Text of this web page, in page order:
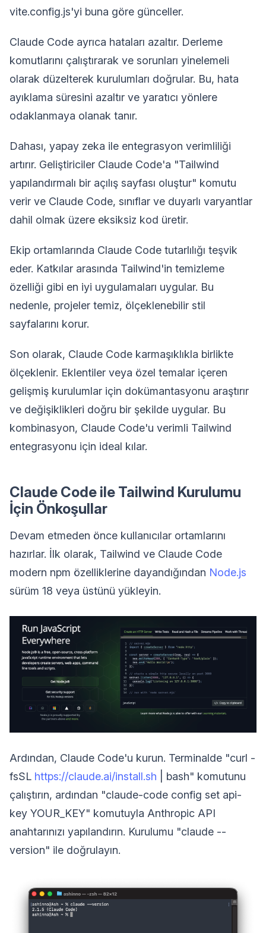
vite.config.js'yi buna göre günceller.
Claude Code ayrıca hataları azaltır. Derleme
komutlarını çalıştırarak ve sorunları yinelemeli
olarak düzelterek kurulumları doğrular. Bu, hata
ayıklama süresini azaltır ve yaratıcı yönlere
odaklanmaya olanak tanır.
Dahası, yapay zeka ile entegrasyon verimliliği
artırır. Geliştiriciler Claude Code'a "Tailwind
yapılandırmalı bir açılış sayfası oluştur" komutu
verir ve Claude Code, sınıflar ve duyarlı varyantlar
dahil olmak üzere eksiksiz kod üretir.
Ekip ortamlarında Claude Code tutarlılığı teşvik
eder. Katkılar arasında Tailwind'in temizleme
özelliği gibi en iyi uygulamaları uygular. Bu
nedenle, projeler temiz, ölçeklenebilir stil
sayfalarını korur.
Son olarak, Claude Code karmaşıklıkla birlikte
ölçeklenir. Eklentiler veya özel temalar içeren
gelişmiş kurulumlar için dokümantasyonu araştırır
ve değişiklikleri doğru bir şekilde uygular. Bu
kombinasyon, Claude Code'u verimli Tailwind
entegrasyonu için ideal kılar.
Claude Code ile Tailwind Kurulumu
İçin Önkoşullar
Devam etmeden önce kullanıcılar ortamlarını
hazırlar. İlk olarak, Tailwind ve Claude Code
modern npm özelliklerine dayandığından Node.js
sürüm 18 veya üstünü yükleyin.
Ardından, Claude Code'u kurun. Terminalde "curl -
fsSL https://claude.ai/install.sh | bash" komutunu
çalıştırın, ardından "claude-code config set api-
key YOUR_KEY" komutuyla Anthropic API
anahtarınızı yapılandırın. Kurulumu "claude --
version" ile doğrulayın.